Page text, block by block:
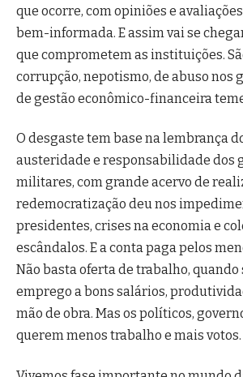
que ocorre, com opiniões e
bem-informada. E assim vai se
que comprometem as instituições.
corrupção, nepotismo, de abuso nos
de gestão econômico-financeira
O desgaste tem base na lembrança
austeridade e responsabilidade dos
militares, com grande acervo de
redemocratização deu nos
presidentes, crises na economia e
escândalos. E a conta paga pelos
Não basta oferta de trabalho, quando
emprego a bons salários,
mão de obra. Mas os políticos,
querem menos trabalho e mais votos.